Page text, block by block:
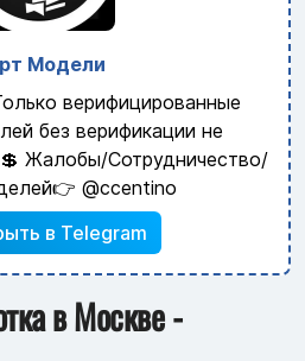
Модели
верифицированные
без верификации не
Жалобы/Сотрудничество/
@ccentino
в Telegram
в Москве -